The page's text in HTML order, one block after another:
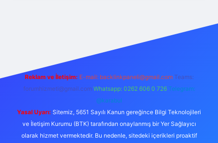
Reklam ve İletişim: E-mail: backlinkpaneli@gmail.com Teams:
forumhizmeti@gmail.com Whatsapp: 0262 606 0 726 Telegram:
@karabul
Yasal Uyarı: Sitemiz, 5651 Sayılı Kanun gereğince Bilgi Teknolojileri
ve İletişim Kurumu (BTK) tarafından onaylanmış bir Yer Sağlayıcı
olarak hizmet vermektedir. Bu nedenle, sitedeki içerikleri proaktif